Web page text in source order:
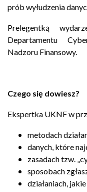
prób wyłudzenia
Prelegentką
Departamentu
Nadzoru Finansowy.
Czego się dowiesz?
Ekspertka UKNF w
metodach
danych, które
zasadach tzw.
sposobach
działaniach,